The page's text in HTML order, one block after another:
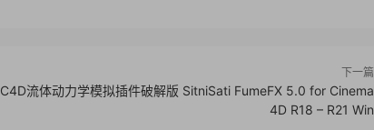
下一篇
C4D流体动力学模拟插件破解版 SitniSati FumeFX 5.0 for Cinema
4D R18 – R21 Win